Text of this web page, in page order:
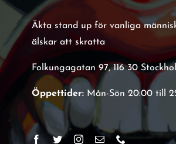
Äkta stand up för vanliga
älskar att skratta
Folkungagatan 97, 116 30
Öppettider:Mån-Sön 20:00 till